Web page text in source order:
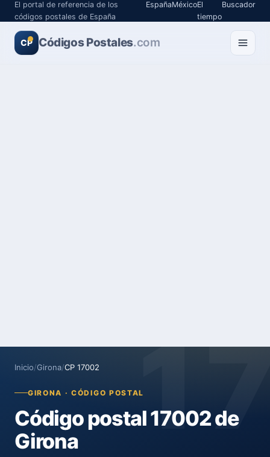
El portal de referencia de los
códigos postales de España
EspañaMéxicoEl
tiempo
Buscador
CP Códigos Postales.com
Inicio/Girona/CP 17002
GIRONA · CÓDIGO POSTAL
Código postal 17002 de
Girona